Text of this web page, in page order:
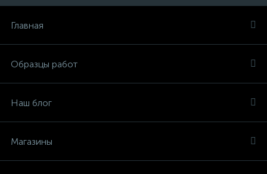
Главная
Образцы работ
Наш блог
Магазины